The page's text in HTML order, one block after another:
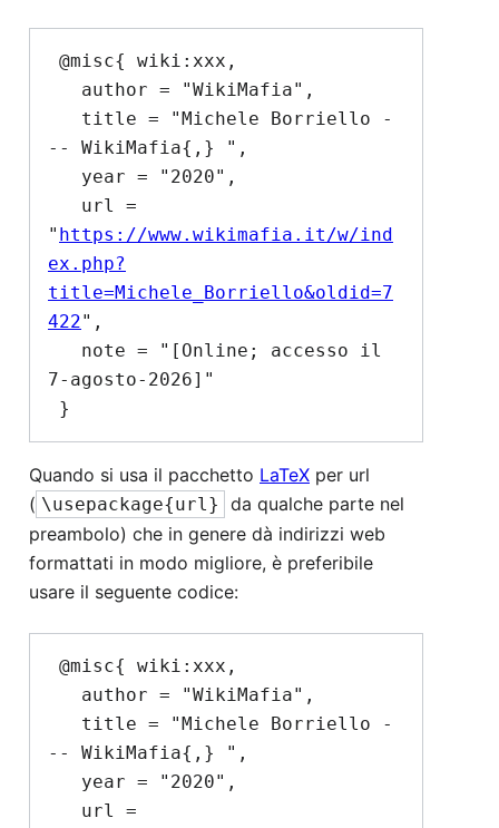
-- WikiMafia{,} ",
" https://www.wikimafia.it/w/ind
ex.php?
title=Michele_Borriello&oldid=7
422",
7-agosto-2026]"
Quando si usa il pacchetto LaTeX per url
( \usepackage{url}
da qualche parte nel
preambolo) che in genere dà indirizzi web
formattati in modo migliore, è preferibile
usare il seguente codice:
-- WikiMafia{,} ",